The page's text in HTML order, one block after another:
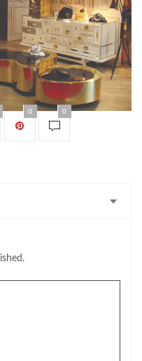
0 0